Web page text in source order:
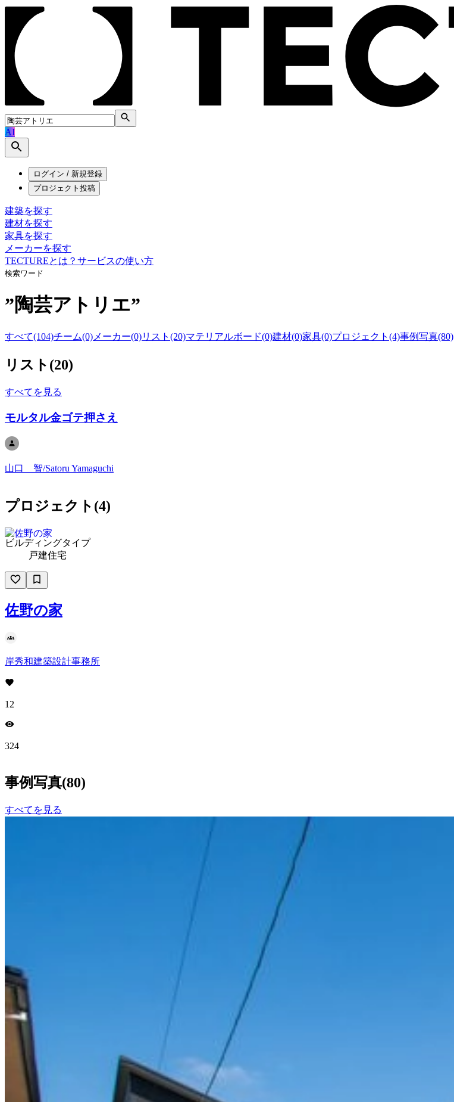
AI
ログイン / 新規登録
プロジェクト投稿
建築を探す
建材を探す
家具を探す
メーカーを探す
TECTUREとは？ サービスの使い方
検索ワード
”陶芸アトリエ”
すべて(104)チーム(0) メーカー(0)リスト(20)マテリアルボード(0)建材(0)家具(0)プロジェクト(4)事例写真(80)
リスト (20)
すべてを見る
モルタル金ゴテ押さえ
山口 智/Satoru Yamaguchi
プロジェクト (4)
ビルディングタイプ
戸建住宅
佐野の家
岸秀和建築設計事務所
12
324
事例写真(80)
すべてを見る